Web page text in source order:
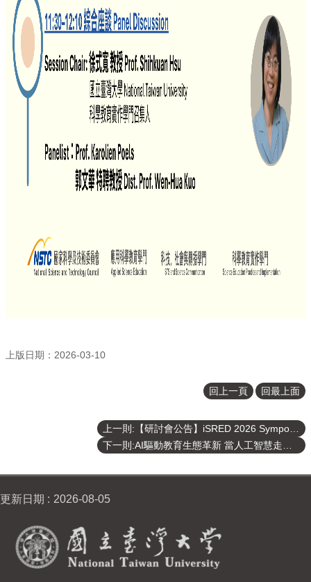
上版日期：2026-03-10
回上一頁 回最上面
更新日期 2026-08-05